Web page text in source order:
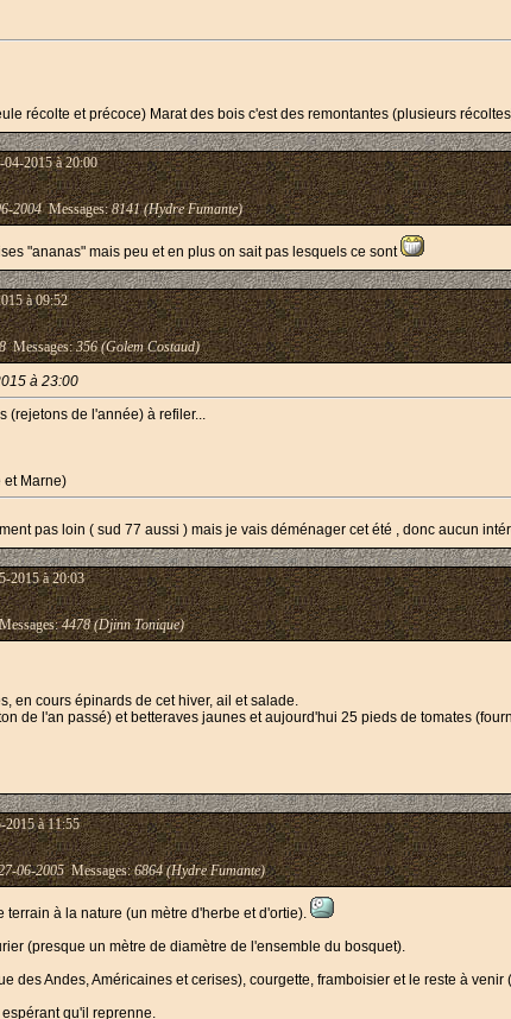
récolte et précoce) Marat des bois c'est des remontantes (plusieurs
2015 à 20:00
2004Messages:8141 (Hydre Fumante)
"ananas" mais peu et en plus on sait pas lesquels ce sont
à 09:52
Messages:356 (Golem Costaud)
à 23:00
(rejetons de l'année) à refiler...
et Marne)
pas loin ( sud 77 aussi ) mais je vais déménager cet été , donc aucun
2015 à 20:03
4478 (Djinn Tonique)
en cours épinards de cet hiver, ail et salade.
de l'an passé) et betteraves jaunes et aujourd'hui 25 pieds de tomates
à 11:55
06-2005Messages:6864 (Hydre Fumante)
à la nature (un mètre d'herbe et d'ortie).
(presque un mètre de diamètre de l'ensemble du bosquet).
des Andes, Américaines et cerises), courgette, framboisier et le reste à
qu'il reprenne.